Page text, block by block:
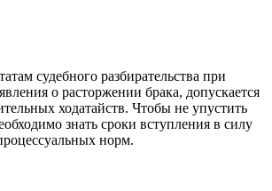
судебного разбирательства при
о расторжении брака, допускается
ходатайств. Чтобы не упустить
знать сроки вступления в силу
норм.